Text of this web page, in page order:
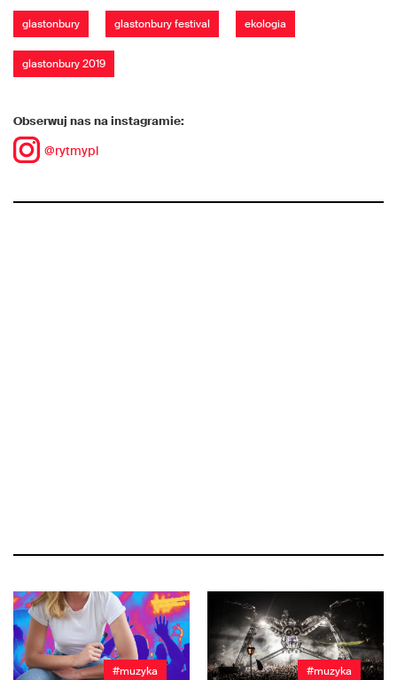
glastonbury glastonbury festival ekologia
glastonbury 2019
Obserwuj nas na instagramie:
@rytmypl
#muzyka #muzyka